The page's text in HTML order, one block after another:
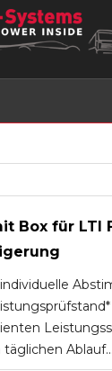
Box für LTI